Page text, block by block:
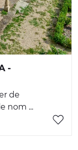
-
de
nom ...